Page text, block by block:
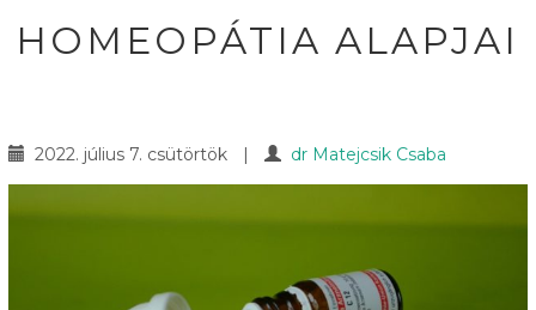
HOMEOPÁTIA ALAPJAI
2022. július 7. csütörtök | dr Matejcsik Csaba